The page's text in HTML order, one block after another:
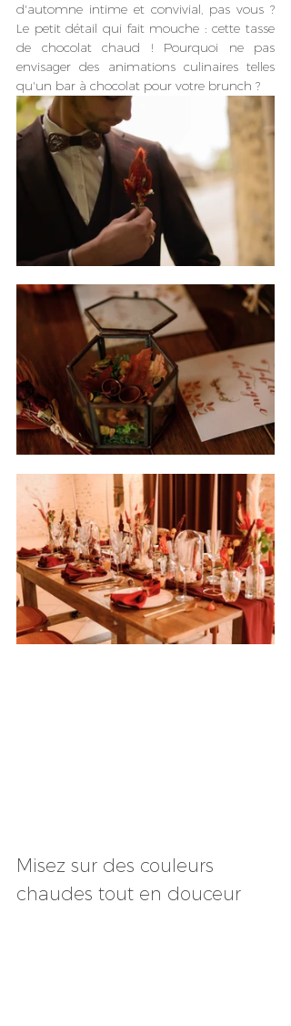
d'automne intime et convivial, pas vous ?
Le petit détail qui fait mouche : cette tasse
de chocolat chaud ! Pourquoi ne pas
envisager des animations culinaires telles
qu'un bar à chocolat pour votre brunch ?
Misez sur des couleurs
chaudes tout en douceur